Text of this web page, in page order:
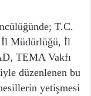
T.C.
Müdürlüğü, İl
TEMA Vakfı
düzenlenen bu
yetişmesi